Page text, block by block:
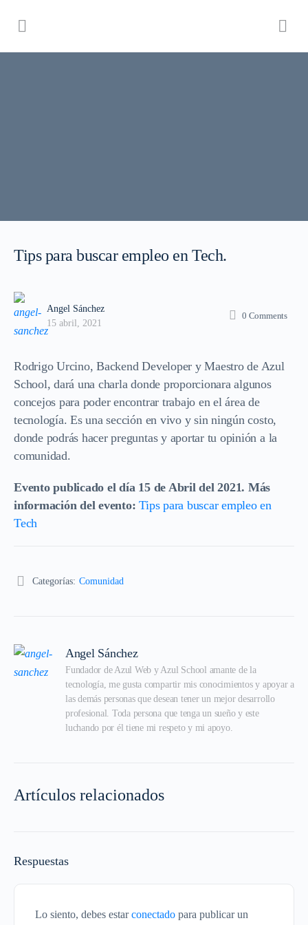
Tips para buscar empleo en Tech.
Angel Sánchez
15 abril, 2021
0 Comments
Rodrigo Urcino, Backend Developer y Maestro de Azul
School, dará una charla donde proporcionara algunos
concejos para poder encontrar trabajo en el área de
tecnología. Es una sección en vivo y sin ningún costo,
donde podrás hacer preguntas y aportar tu opinión a la
comunidad.
Evento publicado el día 15 de Abril del 2021. Más
información del evento: Tips para buscar empleo en
Tech
Categorías: Comunidad
Angel Sánchez
Fundador de Azul Web y Azul School amante de la
tecnología, me gusta compartir mis conocimientos y apoyar a
las demás personas que desean tener un mejor desarrollo
profesional. Toda persona que tenga un sueño y este
luchando por él tiene mi respeto y mi apoyo.
Artículos relacionados
Respuestas
Lo siento, debes estarconectado para publicar un